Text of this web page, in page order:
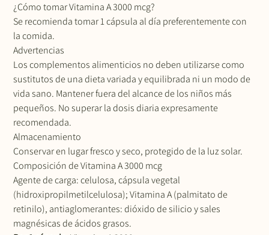
¿Cómo tomar Vitamina A 3000 mcg?
Se recomienda tomar 1 cápsula al día preferentemente con
la comida.
Advertencias
Los complementos alimenticios no deben utilizarse como
sustitutos de una dieta variada y equilibrada ni un modo de
vida sano. Mantener fuera del alcance de los niños más
pequeños. No superar la dosis diaria expresamente
recomendada.
Almacenamiento
Conservar en lugar fresco y seco, protegido de la luz solar.
Composición de Vitamina A 3000 mcg
Agente de carga: celulosa, cápsula vegetal
(hidroxipropilmetilcelulosa); Vitamina A (palmitato de
retinilo), antiaglomerantes: dióxido de silicio y sales
magnésicas de ácidos grasos.